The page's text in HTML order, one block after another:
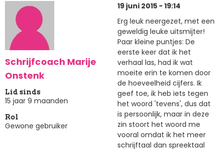
Schrijfcoach Marije
Onstenk
Lid sinds
15 jaar 9 maanden
Rol
Gewone gebruiker
19 juni 2015 - 19:14
Erg leuk neergezet, met een
geweldig leuke uitsmijter!
Paar kleine puntjes: De
eerste keer dat ik het
verhaal las, had ik wat
moeite erin te komen door
de hoeveelheid cijfers. Ik
geef toe, ik heb iets tegen
het woord 'tevens', dus dat
is persoonlijk, maar in deze
zin stoort het woord me
vooral omdat ik het meer
schrijftaal dan spreektaal